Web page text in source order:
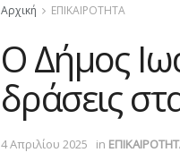
Αρχική ΕΠΙΚΑΙΡΟΤΗΤΑ
Ο Δήμος
δράσεις
4 Απριλίου 2025 in